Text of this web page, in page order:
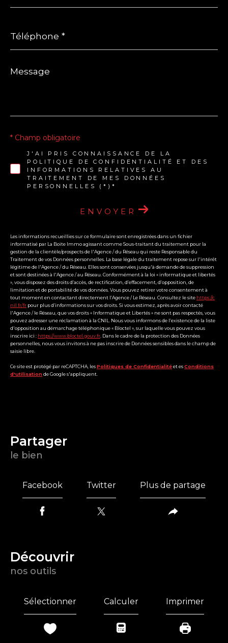
*
Message
*
J'AI PRIS CONNAISSANCE DE LA
POLITIQUE DE CONFIDENTIALITÉ ET DES
INFORMATIONS RELATIVES AU
TRAITEMENT DE MES DONNÉES
PERSONNELLES (*)*
* Champ obligatoire
ENVOYER
Les informations recueillies sur ce formulaire sont enregistrées dans un fichier
informatisé par La Boite Immo agissant comme Sous-traitant du traitement pour la
gestion de la clientèle/prospects de l'Agence / du Réseau qui reste Responsable du
Traitement de vos Données personnelles. La base légale du traitement repose sur l'intérêt
légitime de l'Agence / du Réseau. Elles sont conservées jusqu'à demande de suppression
et sont destinées à l'Agence / au Réseau. Conformément à la loi « informatique et libertés
», vous disposez des droits d’accès, de rectification, d’effacement, d’opposition, de
limitation et de portabilité de vos données. Vous pouvez retirer votre consentement à
tout moment en contactant directement l’Agence / Le Réseau. Consultez le site https://c
nil.fr/fr pour plus d’informations sur vos droits. Si vous estimez, après avoir contacté
l'Agence / le Réseau, que vos droits « Informatique et Libertés » ne sont pas respectés, vous
pouvez adresser une réclamation à la CNIL. Nous vous informons de l’existence de la liste
d'opposition au démarchage téléphonique « Bloctel », sur laquelle vous pouvez vous
inscrire ici : https://www.bloctel.gouv.fr . Dans le cadre de la protection des Données
personnelles, nous vous invitons à ne pas inscrire de Données sensibles dans le champ de
saisie libre.
Ce site est protégé par reCAPTCHA, lesPolitiques de Confidentialitéet esConditions
d'utilisationde Google s'appliquent.
partager
le bien
Facebook Twitter Plus de partage
découvrir
nos outils
Sélectionner Calculer Imprimer